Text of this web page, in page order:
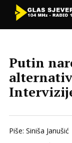
Putin
Piše: Siniša Janušić